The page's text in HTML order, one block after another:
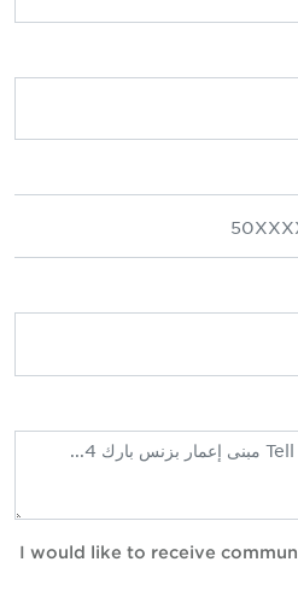
I would like to receive